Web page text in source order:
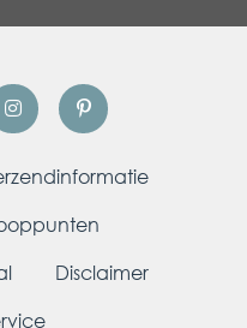
Disclaimer